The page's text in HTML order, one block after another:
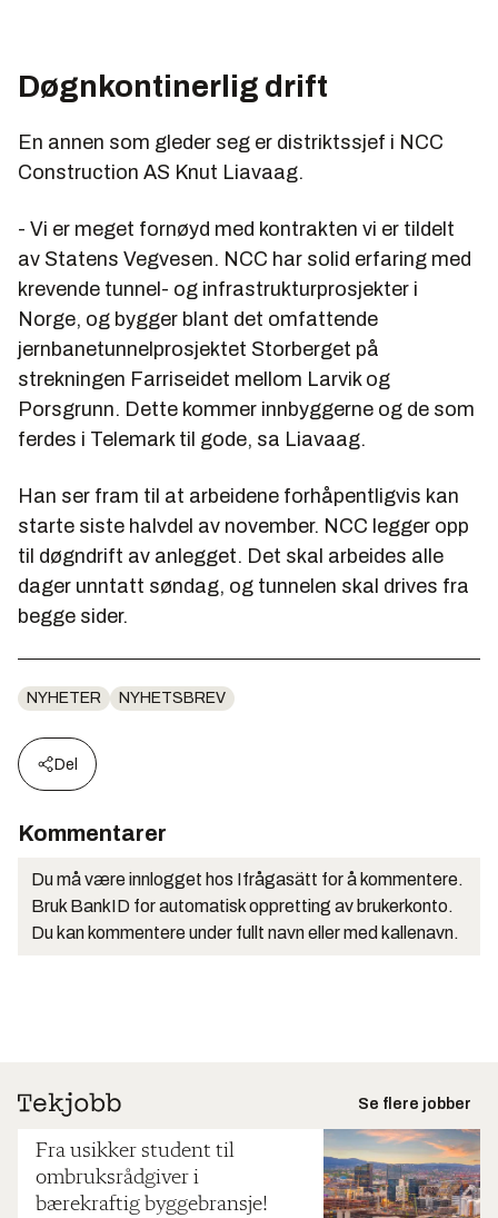
Døgnkontinerlig drift
En annen som gleder seg er distriktssjef i NCC
Construction AS Knut Liavaag.
- Vi er meget fornøyd med kontrakten vi er tildelt
av Statens Vegvesen. NCC har solid erfaring med
krevende tunnel- og infrastrukturprosjekter i
Norge, og bygger blant det omfattende
jernbanetunnelprosjektet Storberget på
strekningen Farriseidet mellom Larvik og
Porsgrunn. Dette kommer innbyggerne og de som
ferdes i Telemark til gode, sa Liavaag.
Han ser fram til at arbeidene forhåpentligvis kan
starte siste halvdel av november. NCC legger opp
til døgndrift av anlegget. Det skal arbeides alle
dager unntatt søndag, og tunnelen skal drives fra
begge sider.
NYHETER NYHETSBREV
Del
Kommentarer
Du må være innlogget hos Ifrågasätt for å kommentere.
Bruk BankID for automatisk oppretting av brukerkonto.
Du kan kommentere under fullt navn eller med kallenavn.
Se flere jobber
Fra usikker student til
ombruksrådgiver i
bærekraftig byggebransje!